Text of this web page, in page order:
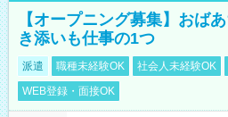
【オープニング募集】おば
き添いも仕事の1つ
派遣 職種未経験OK 社会人未経験OK
WEB登録・面接OK